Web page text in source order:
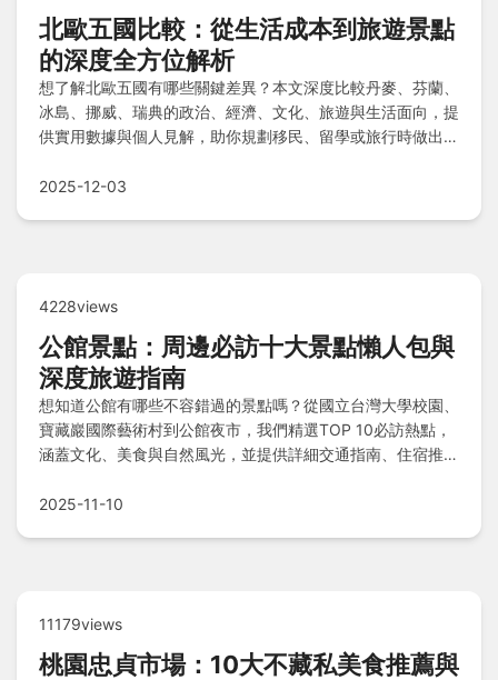
北歐五國比較：從生活成本到旅遊景點
的深度全方位解析
想了解北歐五國有哪些關鍵差異？本文深度比較丹麥、芬蘭、
冰島、挪威、瑞典的政治、經濟、文化、旅遊與生活面向，提
供實用數據與個人見解，助你規劃移民、留學或旅行時做出明
2025-12-03
4228views
公館景點：周邊必訪十大景點懶人包與
深度旅遊指南
想知道公館有哪些不容錯過的景點嗎？從國立台灣大學校園、
寶藏巖國際藝術村到公館夜市，我們精選TOP 10必訪熱點，
涵蓋文化、美食與自然風光，並提供詳細交通指南、住宿推薦
2025-11-10
11179views
桃園忠貞市場：10大不藏私美食推薦與